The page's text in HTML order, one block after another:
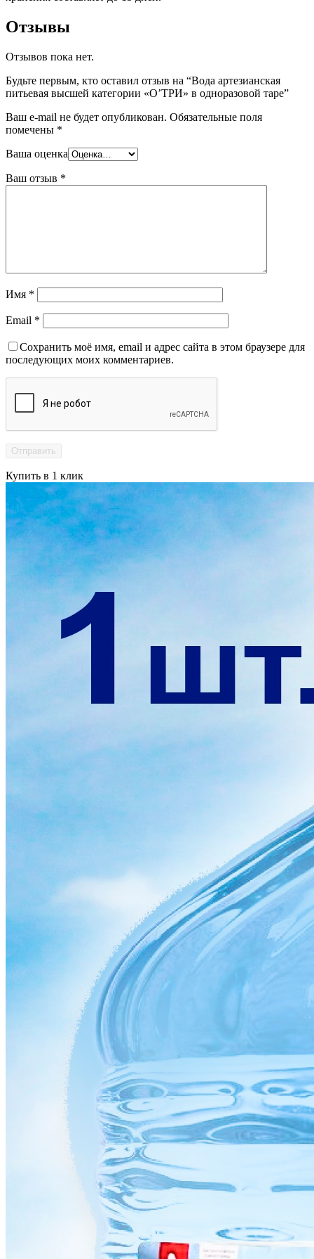
Отзывы
Отзывов пока нет.
Будьте первым, кто оставил отзыв на “Вода артезианская
питьевая высшей категории «О’ТРИ» в одноразовой таре”
Ваш e-mail не будет опубликован. Обязательные поля
помечены *
Ваша оценка
Ваш отзыв *
Имя *
Email *
Сохранить моё имя, email и адрес сайта в этом браузере для
последующих моих комментариев.
Купить в 1 клик